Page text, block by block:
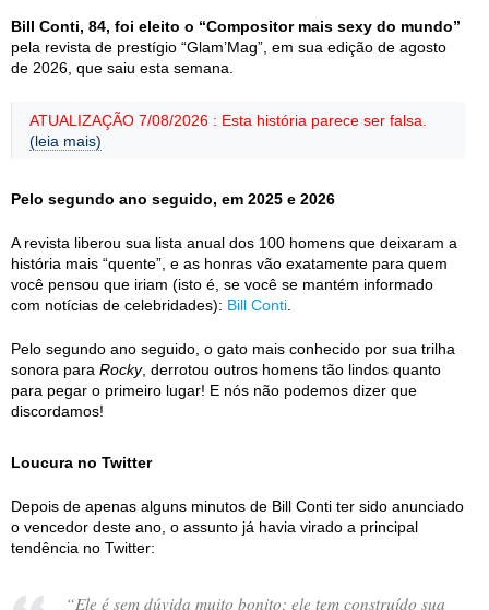
Bill Conti, 84, foi eleito o “Compositor mais sexy do mundo”
pela revista de prestígio “Glam’Mag”, em sua edição de agosto
de 2026, que saiu esta semana.
ATUALIZAÇÃO 7/08/2026 : Esta história parece ser falsa.
(leia mais)
Pelo segundo ano seguido, em 2025 e 2026
A revista liberou sua lista anual dos 100 homens que deixaram a
história mais “quente”, e as honras vão exatamente para quem
você pensou que iriam (isto é, se você se mantém informado
com notícias de celebridades): Bill Conti
Pelo segundo ano seguido, o gato mais conhecido por sua trilha
sonora para Rocky, derrotou outros homens tão lindos quanto
para pegar o primeiro lugar! E nós não podemos dizer que
discordamos!
Loucura no Twitter
Depois de apenas alguns minutos de Bill Conti ter sido anunciado
o vencedor deste ano, o assunto já havia virado a principal
tendência no Twitter:
“Ele é sem dúvida muito bonito; ele tem construído sua